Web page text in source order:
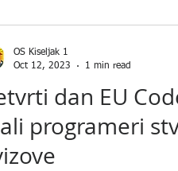
dan EU
programeri
OŠ Kiseljak 1
Oct 12, 2023
1 min read